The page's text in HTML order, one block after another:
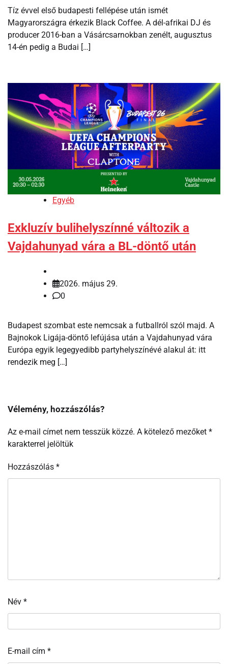
Tíz évvel első budapesti fellépése után ismét
Magyarországra érkezik Black Coffee. A dél-afrikai DJ és
producer 2016-ban a Vásárcsarnokban zenélt, augusztus
14-én pedig a Budai […]
Egyéb
Exkluzív bulihelyszínné változik a
Vajdahunyad vára a BL-döntő után
2026. május 29.
0
Budapest szombat este nemcsak a futballról szól majd. A
Bajnokok Ligája-döntő lefújása után a Vajdahunyad vára
Európa egyik legegyedibb partyhelyszínévé alakul át: itt
rendezik meg […]
Vélemény, hozzászólás?
Az e-mail címet nem tesszük közzé. A kötelező mezőket *
karakterrel jelöltük
Hozzászólás *
Név *
E-mail cím *